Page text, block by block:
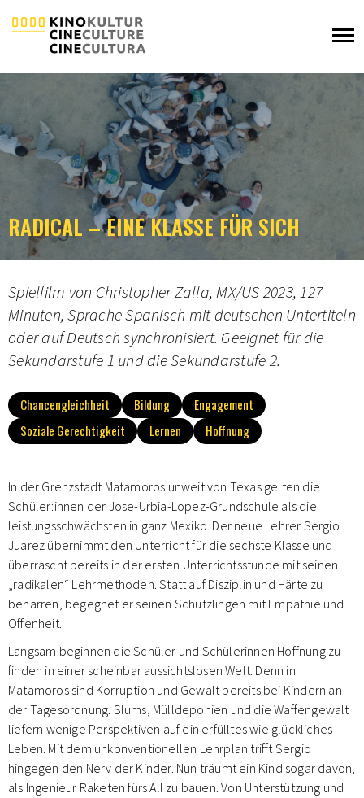
RADICAL – EINE KLASSE FÜR SICH
Spielfilm von Christopher Zalla, MX/US 2023, 127
Minuten, Sprache Spanisch mit deutschen Untertiteln
oder auf Deutsch synchronisiert. Geeignet für die
Sekundarstufe 1 und die Sekundarstufe 2.
Chancengleichheit Bildung
Engagement
Soziale Gerechtigkeit
Lernen Hoffnung
In der Grenzstadt Matamoros unweit von Texas gelten die
Schüler:innen der Jose-Urbia-Lopez-Grundschule als die
leistungsschwächsten in ganz Mexiko. Der neue Lehrer Sergio
Juarez übernimmt den Unterricht für die sechste Klasse und
überrascht bereits in der ersten Unterrichtsstunde mit seinen
„radikalen“ Lehrmethoden. Statt auf Disziplin und Härte zu
beharren, begegnet er seinen Schützlingen mit Empathie und
Offenheit.
Langsam beginnen die Schüler und Schülerinnen Hoffnung zu
finden in einer scheinbar aussichtslosen Welt. Denn in
Matamoros sind Korruption und Gewalt bereits bei Kindern an
der Tagesordnung. Slums, Mülldeponien und die Waffengewalt
liefern wenige Perspektiven auf ein erfülltes wie glückliches
Leben. Mit dem unkonventionellen Lehrplan trifft Sergio
hingegen den Nerv der Kinder. Nun träumt ein Kind sogar davon,
als Ingenieur Raketen fürs All zu bauen. Von Unterstützung und